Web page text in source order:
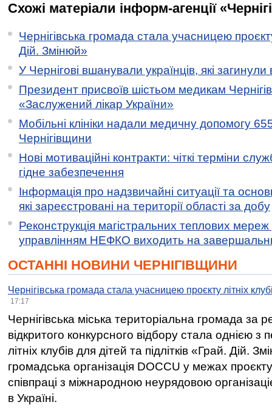
Схожі матеріали інформ-агенції
Чернігівська громада стала учасницею
Дій. Змінюй»
У Чернігові вшанували українців, які загинули
Президент присвоїв шістьом медикам
«Заслужений лікар України»
Мобільні клініки надали медичну допомогу
Чернігівщини
Нові мотиваційні контракти: чіткі терміни
гідне забезпечення
Інформація про надзвичайні ситуації та
які зареєстровані на території області за добу
Реконструкція магістральних теплових мереж
управлінням НЕФКО виходить на
ОСТАННІ НОВИНИ ЧЕРНІГІВЩИНИ
Чернігівська громада стала учасницею проєкту літніх
17:17
Чернігівська міська територіальна громада за
відкритого конкурсного відбору стала однією
літніх клубів для дітей та підлітків «Грай. Дій.
громадська організація DOCCU у межах
співпраці з міжнародною неурядовою
в Україні.